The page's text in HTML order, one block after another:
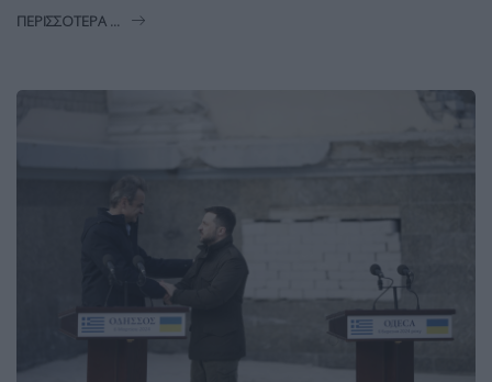
ΠΕΡΙΣΣΌΤΕΡΑ ...